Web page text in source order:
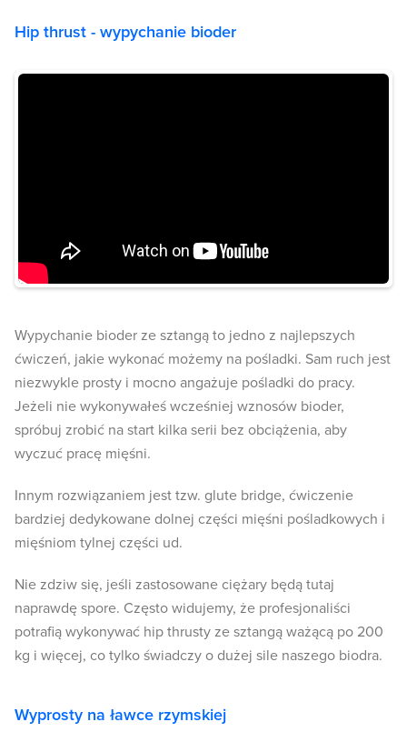
Hip thrust - wypychanie bioder
Wypychanie bioder ze sztangą to jedno z najlepszych
ćwiczeń, jakie wykonać możemy na pośladki. Sam ruch jest
niezwykle prosty i mocno angażuje pośladki do pracy.
Jeżeli nie wykonywałeś wcześniej wznosów bioder,
spróbuj zrobić na start kilka serii bez obciążenia, aby
wyczuć pracę mięśni.
Innym rozwiązaniem jest tzw. glute bridge, ćwiczenie
bardziej dedykowane dolnej części mięśni pośladkowych i
mięśniom tylnej części ud.
Nie zdziw się, jeśli zastosowane ciężary będą tutaj
naprawdę spore. Często widujemy, że profesjonaliści
potrafią wykonywać hip thrusty ze sztangą ważącą po 200
kg i więcej, co tylko świadczy o dużej sile naszego biodra.
Wyprosty na ławce rzymskiej